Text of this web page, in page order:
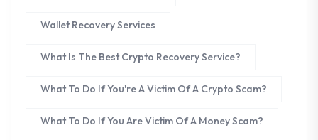
Wallet Recovery Services
What Is The Best Crypto Recovery Service?
What To Do If You're A Victim Of A Crypto Scam?
What To Do If You Are Victim Of A Money Scam?